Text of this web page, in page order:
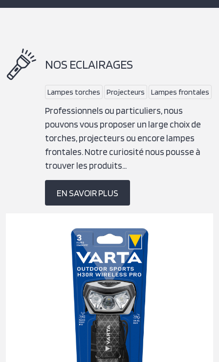
NOS ECLAIRAGES
Lampes torches Projecteurs Lampes frontales
Professionnels ou particuliers, nous
pouvons vous proposer un large choix de
torches, projecteurs ou encore lampes
frontales. Notre curiosité nous pousse à
trouver les produits…
EN SAVOIR PLUS